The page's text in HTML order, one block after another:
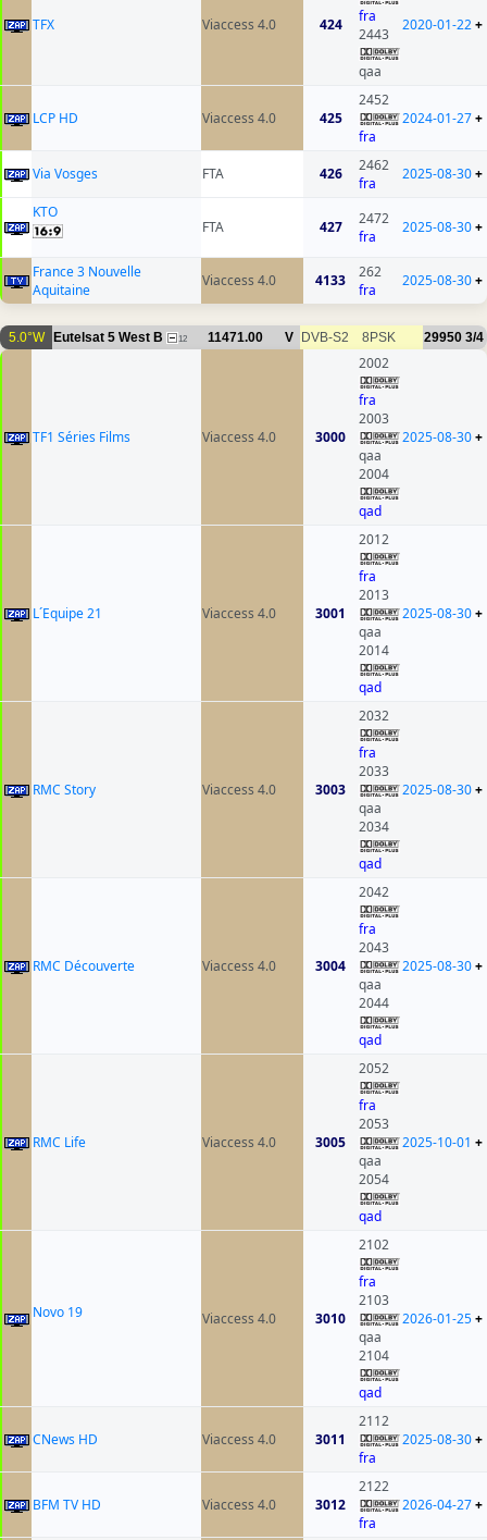
TFX Viaccess 4.0 424
fra
2443
qaa
2020-01-22+
LCP HD Viaccess 4.0 425
2452
fra
2024-01-27+
Via Vosges FTA 426
2462
fra
2025-08-30+
KTO
FTA
427
2472
fra
2025-08-30+
France 3 Nouvelle
Aquitaine
Viaccess 4.0 4133
262
fra
2025-08-30+
5.0°W Eutelsat 5 West B 12 11471.00 V DVB-S2 8PSK 29950 3/4
TF1 Séries Films Viaccess 4.0 3000
2002
fra
2003
qaa
2004
qad
2025-08-30+
L´Equipe 21 Viaccess 4.0 3001
2012
fra
2013
qaa
2014
qad
2025-08-30+
RMC Story Viaccess 4.0 3003
2032
fra
2033
qaa
2034
qad
2025-08-30+
RMC Découverte Viaccess 4.0 3004
2042
fra
2043
qaa
2044
qad
2025-08-30+
RMC Life Viaccess 4.0 3005
2052
fra
2053
qaa
2054
qad
2025-10-01 +
Novo 19 Viaccess 4.0 3010
2102
fra
2103
qaa
2104
qad
2026-01-25+
CNews HD Viaccess 4.0 3011
2112
fra
2025-08-30+
BFM TV HD Viaccess 4.0 3012
2122
fra
2026-04-27+